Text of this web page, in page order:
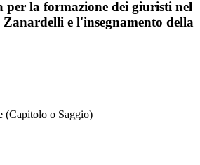
per la formazione dei giuristi nel
e l'insegnamento della
(Capitolo o Saggio)